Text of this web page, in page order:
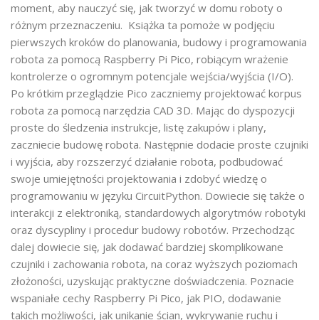
moment, aby nauczyć się, jak tworzyć w domu roboty o
różnym przeznaczeniu. Książka ta pomoże w podjęciu
pierwszych kroków do planowania, budowy i programowania
robota za pomocą Raspberry Pi Pico, robiącym wrażenie
kontrolerze o ogromnym potencjale wejścia/wyjścia (I/O).
Po krótkim przeglądzie Pico zaczniemy projektować korpus
robota za pomocą narzędzia CAD 3D. Mając do dyspozycji
proste do śledzenia instrukcje, listę zakupów i plany,
zaczniecie budowę robota. Następnie dodacie proste czujniki
i wyjścia, aby rozszerzyć działanie robota, podbudować
swoje umiejętności projektowania i zdobyć wiedzę o
programowaniu w języku CircuitPython. Dowiecie się także o
interakcji z elektroniką, standardowych algorytmów robotyki
oraz dyscypliny i procedur budowy robotów. Przechodząc
dalej dowiecie się, jak dodawać bardziej skomplikowane
czujniki i zachowania robota, na coraz wyższych poziomach
złożoności, uzyskując praktyczne doświadczenia. Poznacie
wspaniałe cechy Raspberry Pi Pico, jak PIO, dodawanie
takich możliwości, jak unikanie ścian, wykrywanie ruchu i